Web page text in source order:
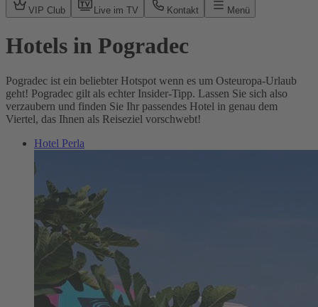
VIP Club Live im TV Kontakt Menü
Hotels in Pogradec
Pogradec ist ein beliebter Hotspot wenn es um Osteuropa-Urlaub
geht! Pogradec gilt als echter Insider-Tipp. Lassen Sie sich also
verzaubern und finden Sie Ihr passendes Hotel in genau dem
Viertel, das Ihnen als Reiseziel vorschwebt!
Hotel Perla